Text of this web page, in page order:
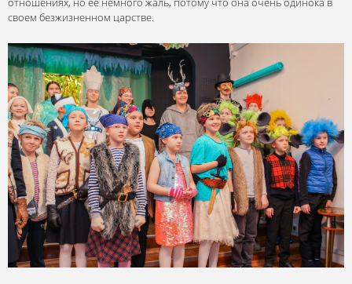
своем безжизненном царстве.